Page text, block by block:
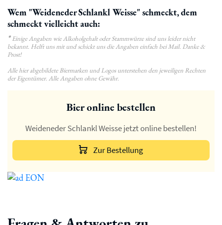
Wem "Weideneder Schlankl Weisse" schmeckt, dem
schmeckt vielleicht auch:
*Einige Angaben wie Alkoholgehalt oder Stammwürze sind uns leider nicht
bekannt. Helft uns mit und schickt uns die Angaben einfach bei Mail. Danke &
Prost!
Alle hier abgebildete Biermarken und Logos unterstehen den jeweiligen Rechten
der Eigentümer. Alle Angaben ohne Gewähr.
Bier online bestellen
Weideneder Schlankl Weisse jetzt online bestellen!
Zur Bestellung